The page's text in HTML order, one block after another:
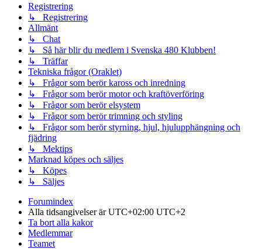
Registrering
↳ Registrering
Allmänt
↳ Chat
↳ Så här blir du medlem i Svenska 480 Klubben!
↳ Träffar
Tekniska frågor (Oraklet)
↳ Frågor som berör kaross och inredning
↳ Frågor som berör motor och kraftöverföring
↳ Frågor som berör elsystem
↳ Frågor som berör trimning och styling
↳ Frågor som berör styrning, hjul, hjulupphängning och
fjädring
↳ Mektips
Marknad köpes och säljes
↳ Köpes
↳ Säljes
Forumindex
Alla tidsangivelser är UTC+02:00 UTC+2
Ta bort alla kakor
Medlemmar
Teamet